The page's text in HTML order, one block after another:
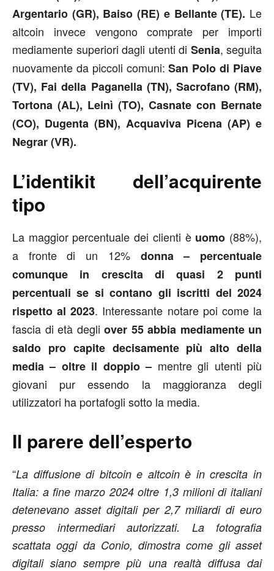
Argentario (GR), Baiso (RE) e Bellante (TE). Le
altcoin invece vengono comprate per importi
mediamente superiori dagli utenti di Senia, seguita
nuovamente da piccoli comuni: San Polo di Piave
(TV), Fai della Paganella (TN), Sacrofano (RM),
Tortona (AL), Leinì (TO), Casnate con Bernate
(CO), Dugenta (BN), Acquaviva Picena (AP) e
Negrar (VR).
L’identikit dell’acquirente
tipo
La maggior percentuale dei clienti è uomo (88%),
a fronte di un 12% donna – percentuale
comunque in crescita di quasi 2 punti
percentuali se si contano gli iscritti del 2024
rispetto al 2023. Interessante notare poi come la
fascia di età degli over 55 abbia mediamente un
saldo pro capite decisamente più alto della
media – oltre il doppio – mentre gli utenti più
giovani pur essendo la maggioranza degli
utilizzatori ha portafogli sotto la media.
Il parere dell’esperto
“La diffusione di bitcoin e altcoin è in crescita in
Italia: a fine marzo 2024 oltre 1,3 milioni di italiani
detenevano asset digitali per 2,7 miliardi di euro
presso intermediari autorizzati. La fotografia
scattata oggi da Conio, dimostra come gli asset
digitali siano sempre più una realtà diffusa dai